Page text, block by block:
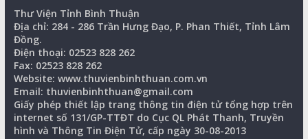
Thư Viện Tỉnh Bình Thuận
Địa chỉ: 284 - 286 Trần Hưng Đạo, P. Phan Thiết, Tỉnh Lâm
Đồng.
Điện thoại: 02523 828 262
Fax: 02523 828 262
Website: www.thuvienbinhthuan.com.vn
Email: thuvienbinhthuan@gmail.com
Giấy phép thiết lập trang thông tin điện tử tổng hợp trên
internet số 131/GP-TTĐT do Cục QL Phát Thanh, Truyền
hình và Thông Tin Điện Tử, cấp ngày 30-08-2013